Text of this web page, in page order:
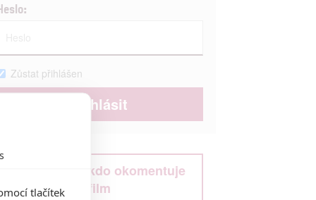
Zůstat přihlášen
Buďte první kdo okomentuje
film
tlačítek